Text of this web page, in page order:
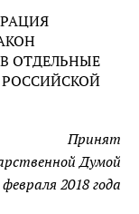
ОТДЕЛЬНЫЕ
Принят
Думой
февраля 2018 года